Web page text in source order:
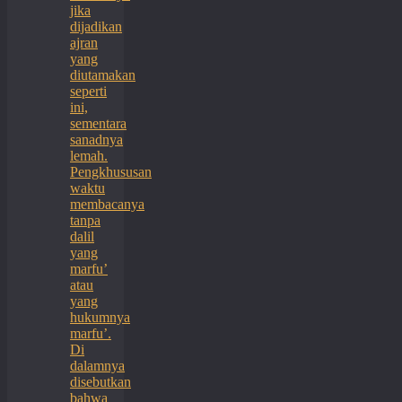
jika
dijadikan
ajran
yang
diutamakan
seperti
ini,
sementara
sanadnya
lemah.
Pengkhususan
waktu
membacanya
tanpa
dalil
yang
marfu’
atau
yang
hukumnya
marfu’.
Di
dalamnya
disebutkan
bahwa